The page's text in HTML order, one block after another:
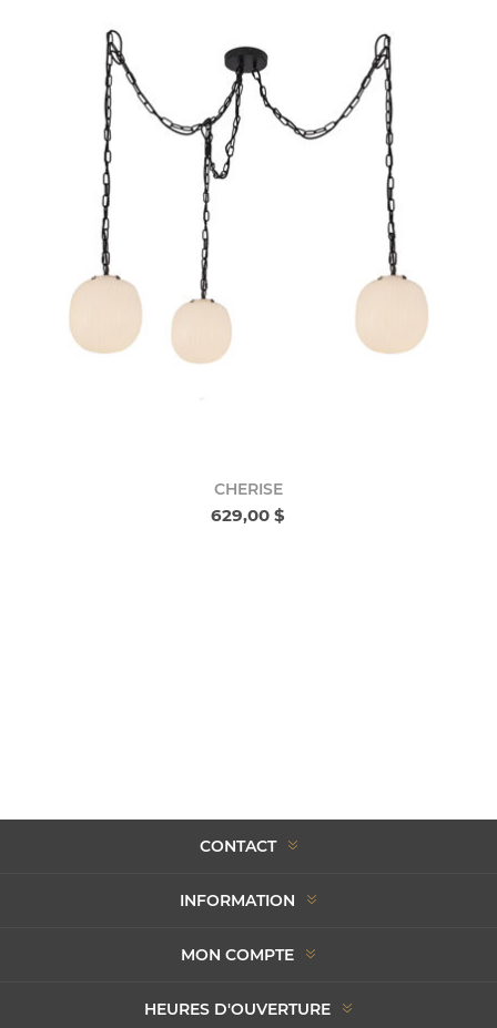
CHERISE
629,00 $
CONTACT
INFORMATION
MON COMPTE
HEURES D'OUVERTURE